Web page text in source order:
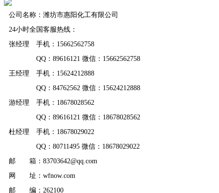
公司名称：潍坊市惠阳化工有限公司
24小时全国客服热线：
张经理 手机：15662562758
QQ：89616121 微信：15662562758
王经理 手机：15624212888
QQ：84762562 微信：15624212888
游经理 手机：18678028562
QQ：89616121 微信：18678028562
杜经理 手机：18678029022
QQ：80711495 微信：18678029022
邮 箱：83703642@qq.com
网 址：wfnow.com
邮 编：262100